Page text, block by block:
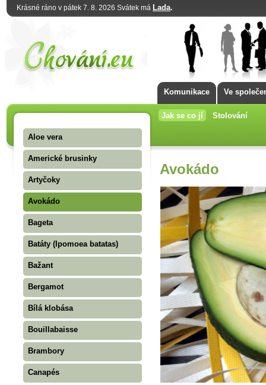
Krásné ráno v pátek 7. 8. 2026 Svátek má Lada.
Komunikace Ve
Jak se co jí Stolování
Aloe vera
Americké brusinky
Artyčoky
Avokádo
Bageta
Batáty (Ipomoea batatas)
Bažant
Bergamot
Bílá klobása
Bouillabaisse
Brambory
Canapés
Avokádo